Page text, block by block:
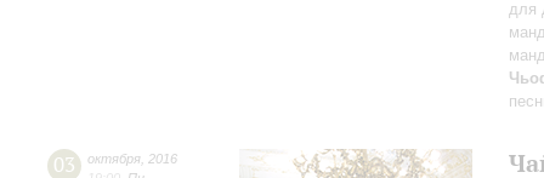
для
03 октября 2016